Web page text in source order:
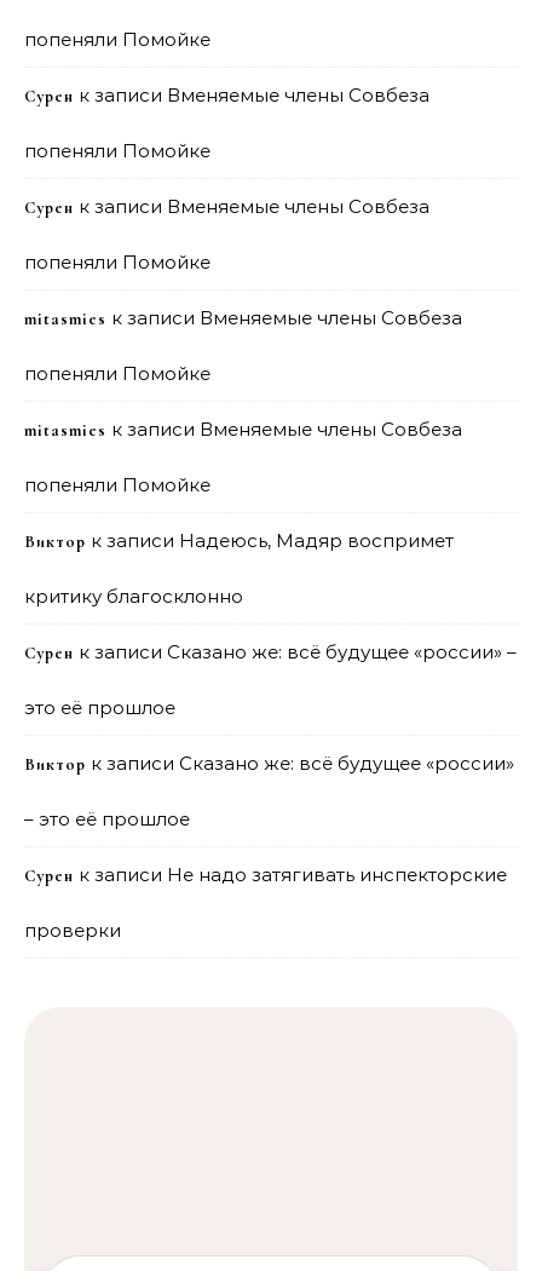
попеняли Помойке
Сурен к записи Вменяемые члены Совбеза
попеняли Помойке
Сурен к записи Вменяемые члены Совбеза
попеняли Помойке
mitasmies к записи Вменяемые члены Совбеза
попеняли Помойке
mitasmies к записи Вменяемые члены Совбеза
попеняли Помойке
Виктор к записи Надеюсь, Мадяр воспримет
критику благосклонно
Сурен к записи Сказано же: всё будущее «россии» –
это её прошлое
Виктор к записи Сказано же: всё будущее «россии»
– это её прошлое
Сурен к записи Не надо затягивать инспекторские
проверки